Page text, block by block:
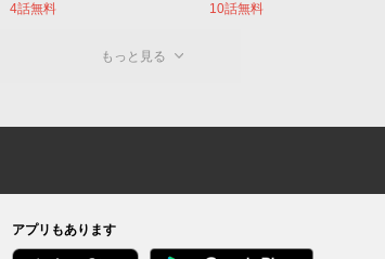
4話無料
10話無料
もっと見る
アプリもあります